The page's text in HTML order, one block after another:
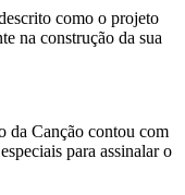
como o projeto
na construção da sua
da Canção contou com
para assinalar o